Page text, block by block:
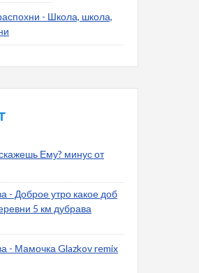
- Школа, школа,
Ему? минус от
- Доброе утро какое доб
5 км дубрава
- Мамочка Glazkov remix